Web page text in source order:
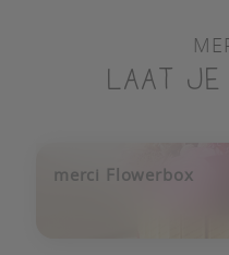
Laat je
merci Flowerbox